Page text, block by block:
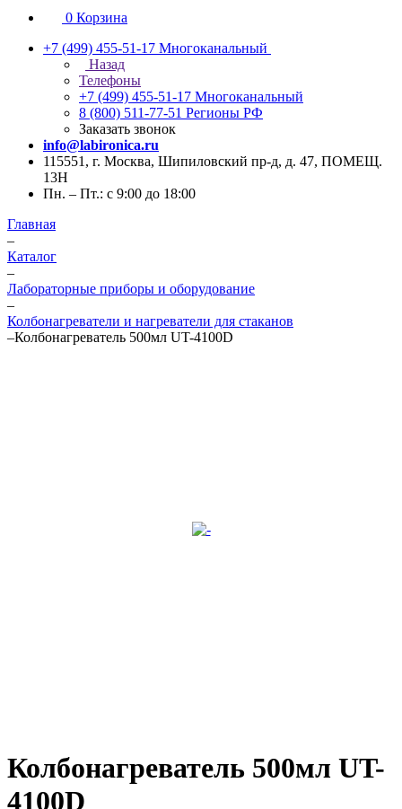
0 Корзина
+7 (499) 455-51-17 Многоканальный
Назад
Телефоны
+7 (499) 455-51-17 Многоканальный
8 (800) 511-77-51 Регионы РФ
Заказать звонок
info@labironica.ru
115551, г. Москва, Шипиловский пр-д, д. 47, ПОМЕЩ.
13Н
Пн. – Пт.: с 9:00 до 18:00
Главная
–
Каталог
–
Лабораторные приборы и оборудование
–
Колбонагреватели и нагреватели для стаканов
–Колбонагреватель 500мл UT-4100D
Колбонагреватель 500мл UT-
4100D